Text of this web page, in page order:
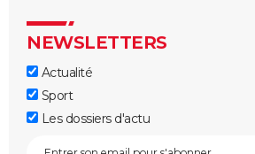
NEWSLETTERS
Actualité
Sport
Les dossiers d'actu